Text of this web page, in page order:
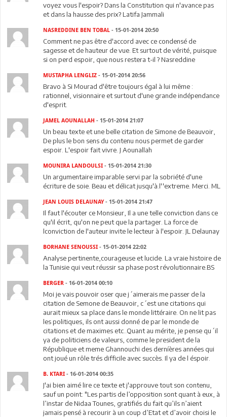
voyez vous l'espoir? Dans la Constitution qui n'avance pas
et dans la hausse des prix? Latifa Jammali
NASREDDINE BEN TOBAL - 15-01-2014 20:50
Comment ne pas être d'accord avec ce condensé de
sagesse et de hauteur de vue. Et surtout de vérité, puisque
si on perd espoir, que nous restera t-il ? Nasreddine
MUSTAPHA LENGLIZ - 15-01-2014 20:56
Bravo à Si Mourad d'être toujours égal à lui même :
rationnel, visionnaire et surtout d'une grande indépendance
d'esprit.
JAMEL AOUNALLAH - 15-01-2014 21:07
Un beau texte et une belle citation de Simone de Beauvoir,
De plus le bon sens du contenu nous permet de garder
espoir. L'espoir fait vivre. J Aounallah
MOUNIRA LANDOULSI - 15-01-2014 21:30
Un argumentaire imparable servi par la sobriété d'une
écriture de soie. Beau et délicat jusqu'à.l''extreme. Merci. ML
JEAN LOUIS DELAUNAY- 15-01-2014 21:47
Il faut l'écouter ce Monsieur, Il a une telle conviction dans ce
qu'il écrit, qu'on ne peut que la partager. La force de
lconviction de l'auteur invite le lecteur à l'espoir. JL Delaunay
BORHANE SENOUSSI - 15-01-2014 22:02
Analyse pertinente,courageuse et lucide. La vraie histoire de
la Tunisie qui veut réussir sa phase post révolutionnaire.BS
BERGER - 16-01-2014 00:10
Moi je vais pouvoir oser que j´aimerais me passer de la
citation de Semone de Beauvoir, c´est une citations qui
aurait mieux sa place dans le monde littéraire. On ne lit pas
les politiques, ils ont aussi donné de par le monde de
citations et de maximes etc..Quant au mérite, je pense qu´il
ya de politiciens de valeurs, comme le president de la
République et meme Ghannouchi des derníères années qui
ont joué un rôle trés difficile avec succès. Il ya de l éspoir.
B. KTARI - 16-01-2014 00:35
J'ai bien aimé lire ce texte et j'approuve tout son contenu,
sauf un point: "Les partis de l’opposition sont quant à eux, à
l’instar de Nidaa Tounes, gratifiés du fait qu’ils n’aient
jamais pensé à recourir à un coup d’Etat et d’avoir choisi le